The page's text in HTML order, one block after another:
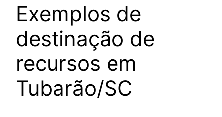
Exemplos de
destinação de
recursos em
Tubarão/SC